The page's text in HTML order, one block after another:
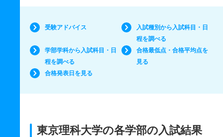
受験アドバイス
入試種別から入試科目・日
程を調べる
学部学科から入試科目・日
程を調べる
合格最低点・合格平均点を
見る
合格発表日を見る
東京理科大学の各学部の入試結果